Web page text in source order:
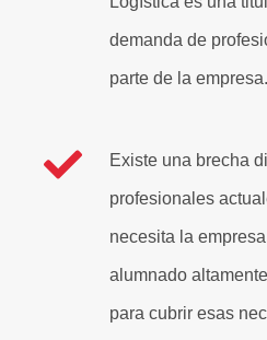
demanda de
parte de la empresa.
Existe una brecha
profesionales
necesita la
alumnado
para cubrir esas